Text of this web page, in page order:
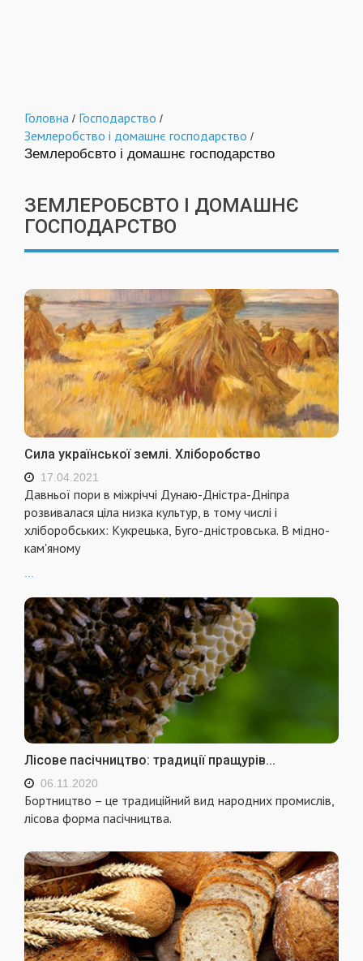
Головна / Господарство /
Землеробство і домашнє господарство /
Землеробсвто і домашнє господарство
ЗЕМЛЕРОБСВТО І ДОМАШНЄ
ГОСПОДАРСТВО
Сила української землі. Хліборобство
17.04.2021
Давньої пори в міжріччі Дунаю-Дністра-Дніпра
розвивалася ціла низка культур, в тому числі і
хліборобських: Кукрецька, Буго-дністровська. В мідно-
кам'яному
Лісове пасічництво: традиції пращурів...
06.11.2020
Бортництво – це традиційний вид народних промислів,
лісова форма пасічництва.